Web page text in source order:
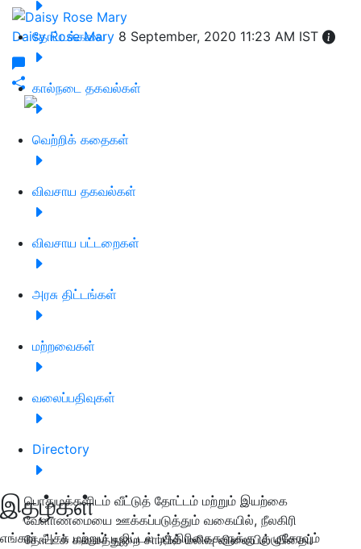
தோட்டக்கலை
கால்நடை தகவல்கள்
வெற்றிக் கதைகள்
விவசாய தகவல்கள்
விவசாய பட்டறைகள்
அரசு திட்டங்கள்
மற்றவைகள்
வலைப்பதிவுகள்
Directory
இதழ்கள்
எங்கள் அச்சு மற்றும் டிஜிட்டல் பத்திரிகைகளுக்கு குழுசேரவும்
Daisy Rose Mary 8 September, 2020 11:23 AM IST
பொதுமக்களிடம் வீட்டுத் தோட்டம் மற்றும் இயற்கை
வேளாண்மையை ஊக்கப்படுத்தும் வகையில், நீலகிரி
தோட்டக் கலைத்துறை சார்பில் மலிவு விலையில் விதைப்